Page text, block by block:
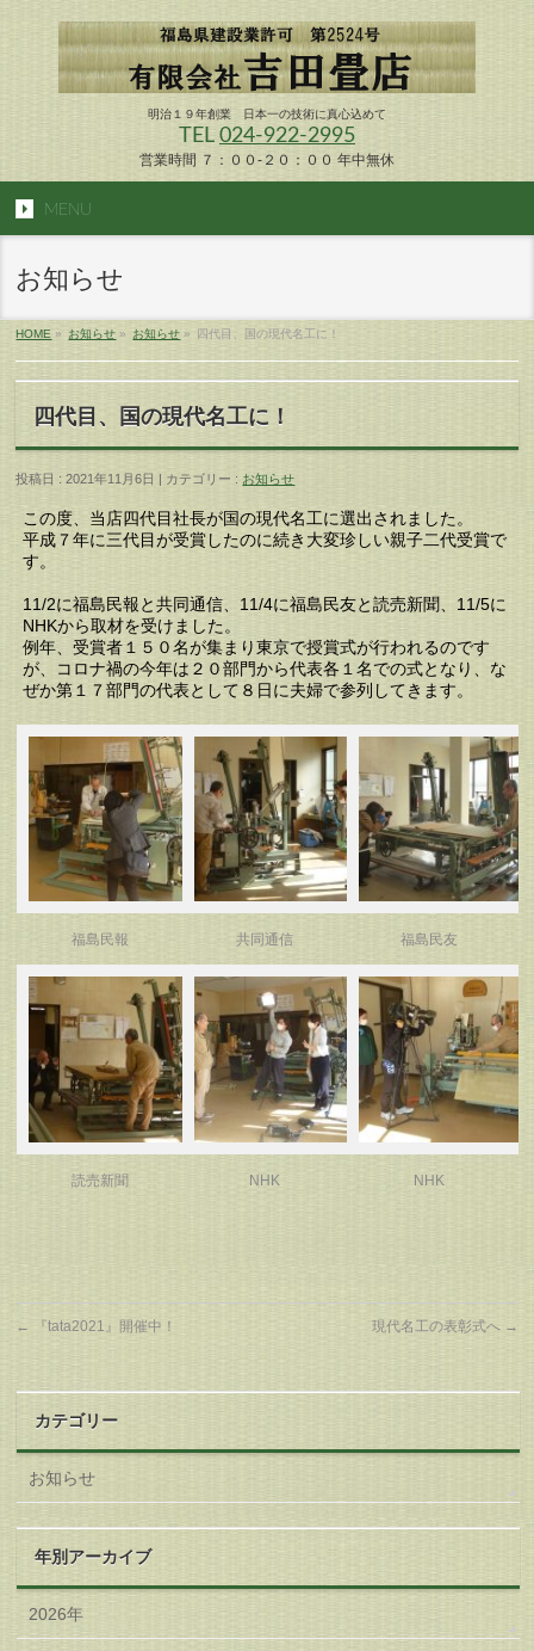
明治１９年創業 日本一の技術に真心込めて
TEL 024-922-2995
営業時間 ７：００-２０：００ 年中無休
MENU
お知らせ
HOME » お知らせ » お知らせ » 四代目、国の現代名工に！
四代目、国の現代名工に！
投稿日 : 2021年11月6日 | カテゴリー : お知らせ
この度、当店四代目社長が国の現代名工に選出されました。
平成７年に三代目が受賞したのに続き大変珍しい親子二代受賞で
す。
11/2に福島民報と共同通信、11/4に福島民友と読売新聞、11/5に
NHKから取材を受けました。
例年、受賞者１５０名が集まり東京で授賞式が行われるのです
が、コロナ禍の今年は２０部門から代表各１名での式となり、な
ぜか第１７部門の代表として８日に夫婦で参列してきます。
福島民報 共同通信 福島民友
読売新聞 NHK NHK
← 『tata2021』開催中！ 現代名工の表彰式へ →
カテゴリー
お知らせ
年別アーカイブ
2026年